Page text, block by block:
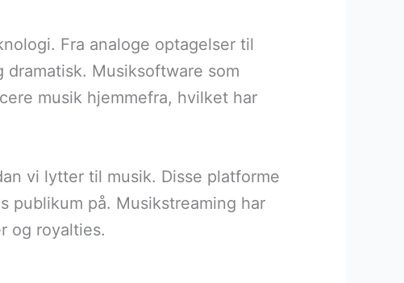
Fra analoge optagelser til
Musiksoftware som
musik hjemmefra, hvilket har
vi lytter til musik. Disse platforme
på. Musikstreaming har
og royalties.